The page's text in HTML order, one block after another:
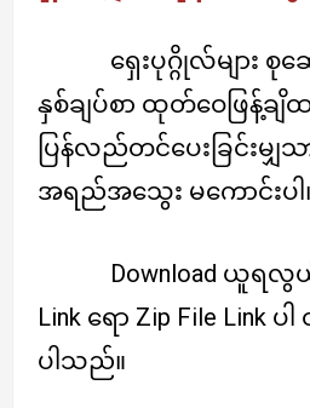
ရှေးပုဂ္ဂိုလ်များ စုဆ
နှစ်ချပ်စာ ထုတ်ဝေဖြန့်ခ
ပြန်လည်တင်ပေးခြင်းမ
အရည်အသွေး မကောင်းပါ
Download ယူရလွ
Link ရော Zip File Link
ပါသည်။